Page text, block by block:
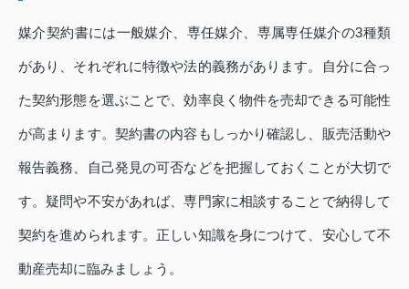
媒介契約書には一般媒介、専任媒介、専属専任媒介の3種類
があり、それぞれに特徴や法的義務があります。自分に合っ
た契約形態を選ぶことで、効率良く物件を売却できる可能性
が高まります。契約書の内容もしっかり確認し、販売活動や
報告義務、自己発見の可否などを把握しておくことが大切で
す。疑問や不安があれば、専門家に相談することで納得して
契約を進められます。正しい知識を身につけて、安心して不
動産売却に臨みましょう。